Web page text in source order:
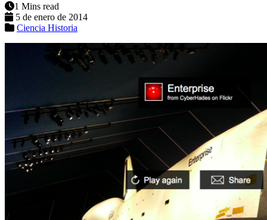
1 Mins read
5 de enero de 2014
Ciencia Historia